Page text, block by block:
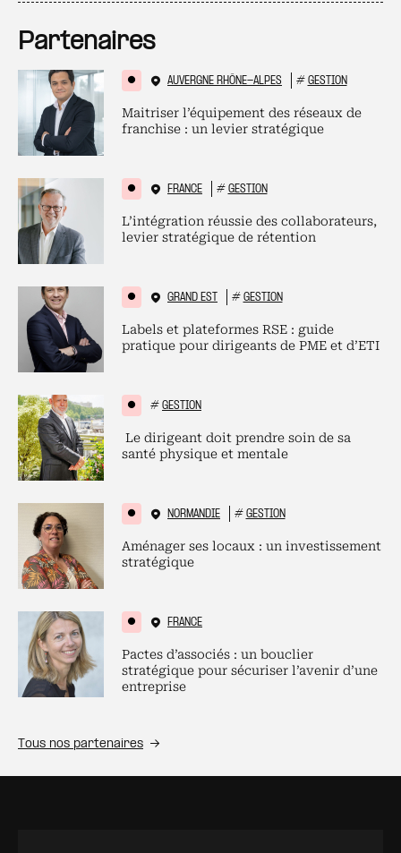
Partenaires
AUVERGNE RHÔNE-ALPES # GESTION
Maitriser l’équipement des réseaux de
franchise : un levier stratégique
FRANCE # GESTION
L’intégration réussie des collaborateurs,
levier stratégique de rétention
GRAND EST # GESTION
Labels et plateformes RSE : guide
pratique pour dirigeants de PME et d’ETI
# GESTION
Le dirigeant doit prendre soin de sa
santé physique et mentale
NORMANDIE # GESTION
Aménager ses locaux : un investissement
stratégique
FRANCE
Pactes d’associés : un bouclier
stratégique pour sécuriser l’avenir d’une
entreprise
Tous nos partenaires